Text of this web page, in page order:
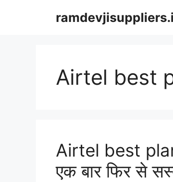
Airtel best
Airtel best
एक बार फिर से